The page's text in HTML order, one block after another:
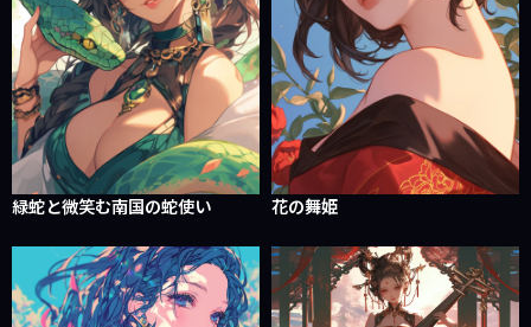
緑蛇と微笑む南国の蛇使い 花の舞姫